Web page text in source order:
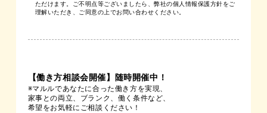
ただけます。ご不明点等ございましたら、弊社の個人情報保護方針をご
理解いただき、ご同意の上でお問い合わせください。
【働き方相談会開催】随時開催中！
※マルルであなたに合った働き方を実現、
家事との両立、ブランク、働く条件など、
希望をお気軽にご相談ください！